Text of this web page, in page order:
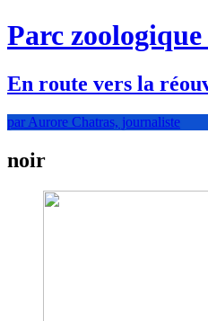
Parc zoologique
En route vers la
par Aurore Chatras, journaliste
noir